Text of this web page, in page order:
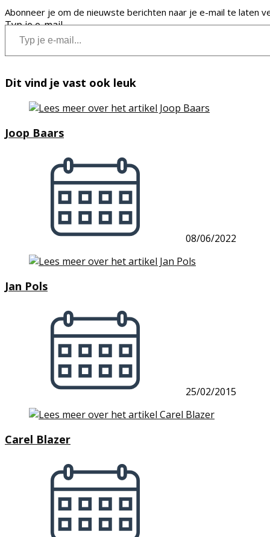
Abonneer je om de nieuwste berichten naar je e-mail te laten
Typ je e-mail...
Dit vind je vast ook leuk
Joop Baars
08/06/2022
Jan Pols
25/02/2015
Carel Blazer